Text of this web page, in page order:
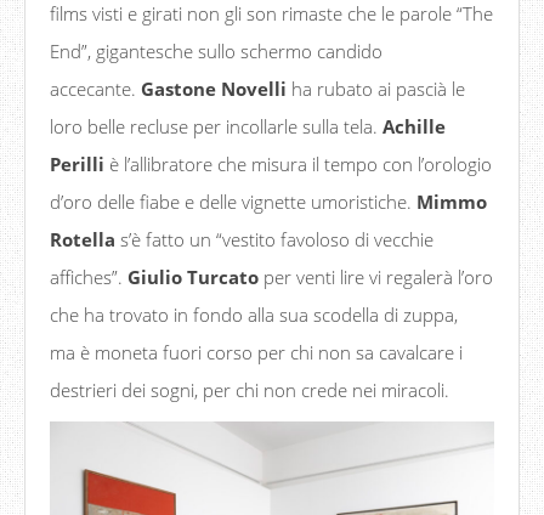
films visti e girati non gli son rimaste che le parole “The
End”, gigantesche sullo schermo candido
accecante. Gastone Novelli ha rubato ai pascià le
loro belle recluse per incollarle sulla tela. Achille
Perilli è l’allibratore che misura il tempo con l’orologio
d’oro delle fiabe e delle vignette umoristiche. Mimmo
Rotella s’è fatto un “vestito favoloso di vecchie
affiches”. Giulio Turcato per venti lire vi regalerà l’oro
che ha trovato in fondo alla sua scodella di zuppa,
ma è moneta fuori corso per chi non sa cavalcare i
destrieri dei sogni, per chi non crede nei miracoli.